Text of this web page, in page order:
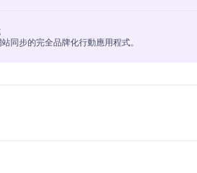
同步的完全品牌化行動應用程式。